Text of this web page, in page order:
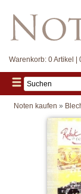
Warenkorb: 0 Artikel |
Noten kaufen »